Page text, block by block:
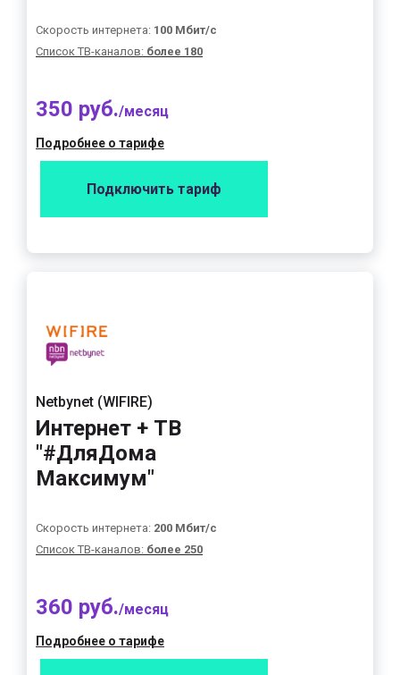
Скорость интернета: 100 Мбит/с
Список ТВ-каналов: более 180
350 руб./месяц
Подробнее о тарифе
Подключить тариф
Netbynet (WIFIRE)
Интернет + ТВ
"#ДляДома
Максимум"
Скорость интернета: 200 Мбит/с
Список ТВ-каналов: более 250
360 руб./месяц
Подробнее о тарифе